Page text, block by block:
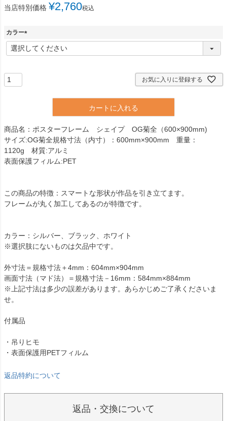
当店特別価格 ¥2,760税込
カラー
(
必
お気に入りに登録する
カートに入れる
商品名：ポスターフレーム シェイプ OG菊全（600×900mm)
サイズ:OG菊全規格寸法（内寸）：600mm×900mm 重量：
1120g 材質:アルミ
表面保護フィルム:PET
この商品の特徴：スマートな形状が作品を引き立てます。
フレームが丸く加工してあるのが特徴です。
カラー：シルバー、ブラック、ホワイト
※選択肢にないものは欠品中です。
外寸法＝規格寸法＋4mm：604mm×904mm
画面寸法（マド法）＝規格寸法－16mm：584mm×884mm
※上記寸法は多少の誤差があります。あらかじめご了承くださいま
せ。
付属品
・吊りヒモ
・表面保護用PETフィルム
返品特約について
返品・交換について